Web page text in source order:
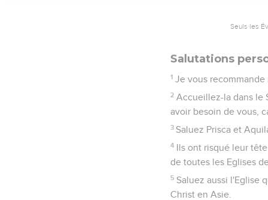
Seuls les
Salutations
1 Je vous
2 Accueillez-la dans le
avoir besoin de vous,
3 Saluez Prisca et
4 Ils ont risqué leur
de toutes les Eglises
5 Saluez aussi l'Eglise
Christ en Asie.